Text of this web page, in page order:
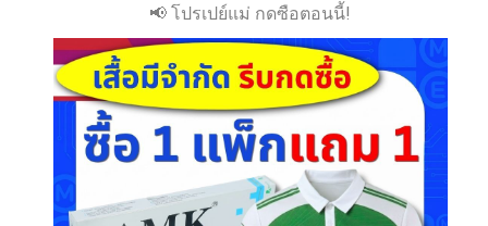
📢 โปรเปย์แม่ กดซือตอนนี้!